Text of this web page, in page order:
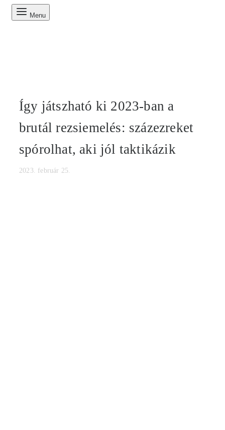
Menu
Így játszható ki 2023-ban a
brutál rezsiemelés: százezreket
spórolhat, aki jól taktikázik
2023. február 25.